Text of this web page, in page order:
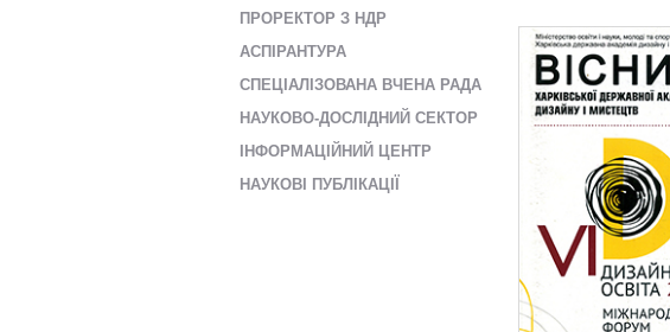
ПРОРЕКТОР З НДР
AСПІРАНТУРА
СПЕЦІАЛІЗОВАНА ВЧЕНА РАДА
НАУКОВО-ДОСЛІДНИЙ СЕКТОР
ІНФОРМАЦІЙНИЙ ЦЕНТР
НАУКОВІ ПУБЛІКАЦІЇ